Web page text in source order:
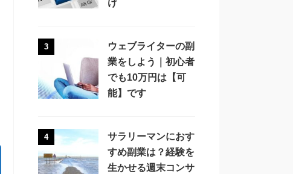
け
3
ウェブライターの副
業をしよう｜初心者
でも10万円は【可
能】です
4
サラリーマンにおす
すめ副業は？経験を
生かせる週末コンサ